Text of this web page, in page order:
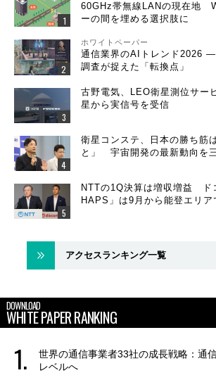
60GHz帯無線LANの現在地
ーの間を埋める選択肢に
ホワイトペーパー
通信業界のAIトレンド2026
調査が捉えた「転換点」
古野電気、LEO衛星測位サー
星から実信号を受信
衛星コンステ、日本の勝ち筋
と」 宇宙開発の最新動向を
NTTの1Q決算は増収増益 ド
HAPS」は9月から能登エリア
アクセスランキング一覧
DOWNLOAD
WHITE PAPER RANKING
世界の通信事業者33社の成長戦略：通
レベルへ